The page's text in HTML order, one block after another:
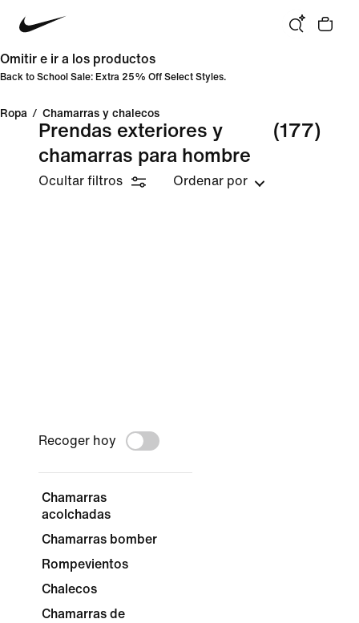
Omitir e ir a los productos
Back to School Sale: Extra 25% Off Select Styles.
Ropa / Chamarras y chalecos
Prendas exteriores y
chamarras para hombre
(177)
Ocultar filtros Ordenar por
Recoger hoy
Chamarras
acolchadas
Chamarras bomber
Rompevientos
Chalecos
Chamarras de